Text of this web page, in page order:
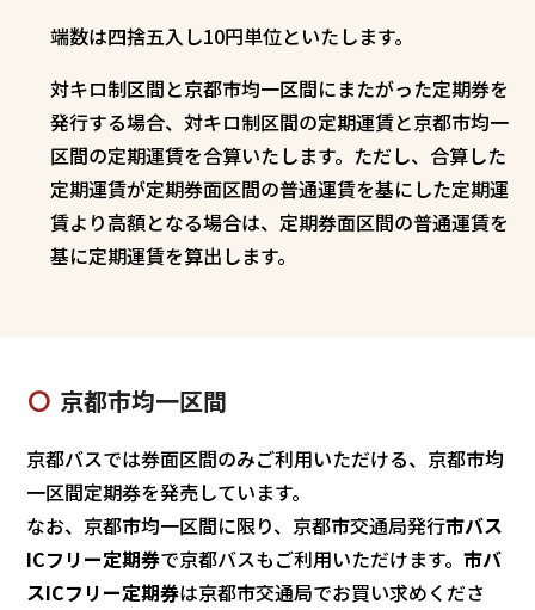
端数は四捨五入し10円単位といたします。
対キロ制区間と京都市均一区間にまたがった定期券を
発行する場合、対キロ制区間の定期運賃と京都市均一
区間の定期運賃を合算いたします。ただし、合算した
定期運賃が定期券面区間の普通運賃を基にした定期運
賃より高額となる場合は、定期券面区間の普通運賃を
基に定期運賃を算出します。
京都市均一区間
京都バスでは券面区間のみご利用いただける、京都市均
一区間定期券を発売しています。
なお、京都市均一区間に限り、京都市交通局発行市バス
ICフリー定期券で京都バスもご利用いただけます。市バ
スICフリー定期券は京都市交通局でお買い求めくださ